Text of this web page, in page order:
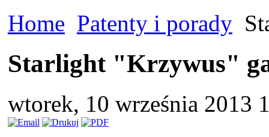
Home Patenty i porady
Starlight "Krzywus"
wtorek, 10 września 2013